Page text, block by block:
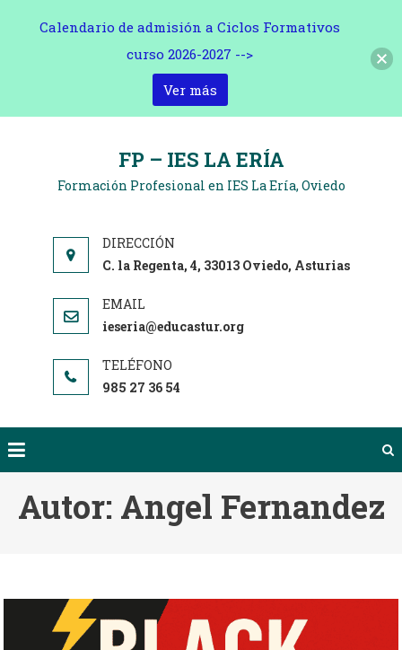
contenido
FP – IES LA ERÍA
Formación Profesional en IES La Ería, Oviedo
C. la Regenta, 4, 33013 Oviedo, Asturias
ieseria@educastur.org
985 27 36 54
Autor: Angel Fernandez
Calendario de admisión a Ciclos Formativos
curso 2026-2027 -->
Ver más